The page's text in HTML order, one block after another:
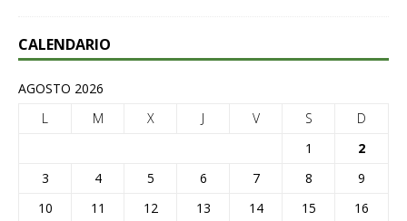
CALENDARIO
AGOSTO 2026
L
M X J V S
D
1
2
3
4 5 6 7 8
9
10
11 12 13 14 15
16